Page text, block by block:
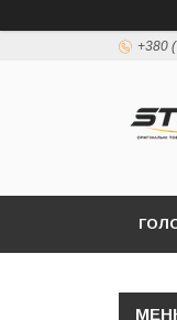
+380